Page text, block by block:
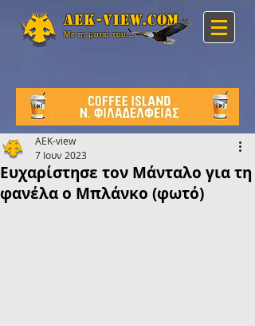
Aek-view.com
Με τη ματιά του...
Ευχαρίστησε τον Μάνταλο για τη
φανέλα ο Μπλάνκο (φωτό)
AEK-view
7 Ιουν 2023